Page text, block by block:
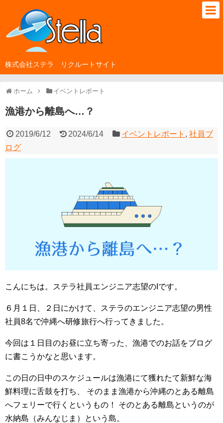
株式会社ステラ リクルートサイト
ホーム イベントレポート
漁港から離島へ…？
2019/6/12 2024/6/14 イベントレポート ,社員ブ
ログ
こんにちは。ステラ社員エンジニア志望のIです。
６月１日、２日にかけて、ステラのエンジニア志望の男性
社員8名で沖縄へ研修旅行へ行ってきました。
今回は１日目のお昼に立ち寄った、漁港でのお話をブログ
に書こうかなと思います。
この日の日中のスケジュールは漁港にて獲れたて新鮮な海
鮮料理に舌鼓を打ち、 そのまま漁港から沖縄のとある離島
へフェリーで行くというもの！ そのとある離島というのが
水納島（みんなじま）という島。